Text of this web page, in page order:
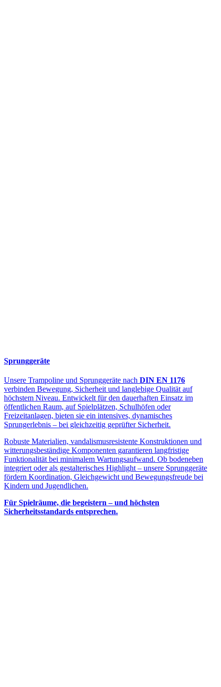
Sprunggeräte
Unsere Trampoline und Sprunggeräte nach DIN EN 1176
verbinden Bewegung, Sicherheit und langlebige Qualität auf
höchstem Niveau. Entwickelt für den dauerhaften Einsatz im
öffentlichen Raum, auf Spielplätzen, Schulhöfen oder
Freizeitanlagen, bieten sie ein intensives, dynamisches
Sprungerlebnis – bei gleichzeitig geprüfter Sicherheit.
Robuste Materialien, vandalismusresistente Konstruktionen und
witterungsbeständige Komponenten garantieren langfristige
Funktionalität bei minimalem Wartungsaufwand. Ob bodeneben
integriert oder als gestalterisches Highlight – unsere Sprunggeräte
fördern Koordination, Gleichgewicht und Bewegungsfreude bei
Kindern und Jugendlichen.
Für Spielräume, die begeistern – und höchsten
Sicherheitsstandards entsprechen.